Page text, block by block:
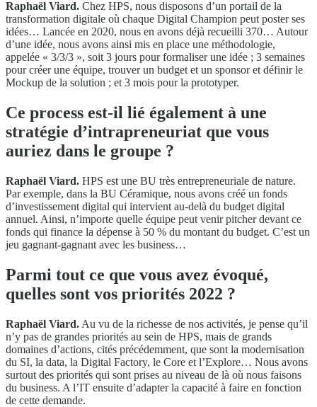
Raphaël Viard. Chez HPS, nous disposons d’un portail de la
transformation digitale où chaque Digital Champion peut poster ses
idées… Lancée en 2020, nous en avons déjà recueilli 370… Autour
d’une idée, nous avons ainsi mis en place une méthodologie,
appelée « 3/3/3 », soit 3 jours pour formaliser une idée ; 3 semaines
pour créer une équipe, trouver un budget et un sponsor et définir le
Mockup de la solution ; et 3 mois pour la prototyper.
Ce process est-il lié également à une
stratégie d’intrapreneuriat que vous
auriez dans le groupe ?
Raphaël Viard. HPS est une BU très entrepreneuriale de nature.
Par exemple, dans la BU Céramique, nous avons créé un fonds
d’investissement digital qui intervient au-delà du budget digital
annuel. Ainsi, n’importe quelle équipe peut venir pitcher devant ce
fonds qui finance la dépense à 50 % du montant du budget. C’est un
jeu gagnant-gagnant avec les business…
Parmi tout ce que vous avez évoqué,
quelles sont vos priorités 2022 ?
Raphaël Viard. Au vu de la richesse de nos activités, je pense qu’il
n’y pas de grandes priorités au sein de HPS, mais de grands
domaines d’actions, cités précédemment, que sont la modernisation
du SI, la data, la Digital Factory, le Core et l’Explore… Nous avons
surtout des priorités qui sont prises au niveau de là où nous faisons
du business. A l’IT ensuite d’adapter la capacité à faire en fonction
de cette demande.